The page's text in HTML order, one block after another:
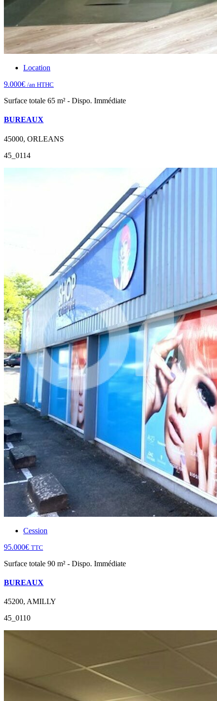
Location
9.000€ /an HTHC
Surface totale 65 m² - Dispo. Immédiate
BUREAUX
45000, ORLEANS
45_0114
Cession
95.000€ TTC
Surface totale 90 m² - Dispo. Immédiate
BUREAUX
45200, AMILLY
45_0110